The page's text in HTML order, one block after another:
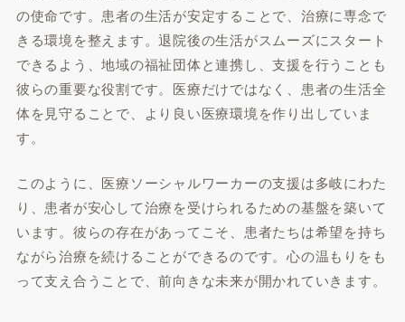
の使命です。患者の生活が安定することで、治療に専念で
きる環境を整えます。退院後の生活がスムーズにスタート
できるよう、地域の福祉団体と連携し、支援を行うことも
彼らの重要な役割です。医療だけではなく、患者の生活全
体を見守ることで、より良い医療環境を作り出していま
す。
このように、医療ソーシャルワーカーの支援は多岐にわた
り、患者が安心して治療を受けられるための基盤を築いて
います。彼らの存在があってこそ、患者たちは希望を持ち
ながら治療を続けることができるのです。心の温もりをも
って支え合うことで、前向きな未来が開かれていきます。